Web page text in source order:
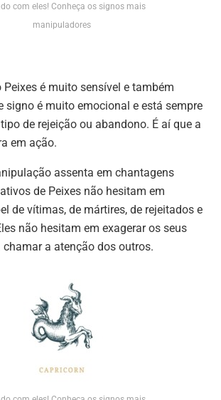
com eles! Conheça os signos mais
manipuladores
é muito sensível e também
signo é muito emocional e está sempre
de rejeição ou abandono. É aí que a
em ação.
assenta em chantagens
de Peixes não hesitam em
de vítimas, de mártires, de rejeitados e
não hesitam em exagerar os seus
a atenção dos outros.